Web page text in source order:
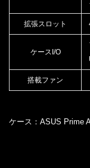
拡張スロット
ケースI/O
搭載ファン
ケース：ASUS Prime